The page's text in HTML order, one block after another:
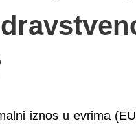
iznos u evrima